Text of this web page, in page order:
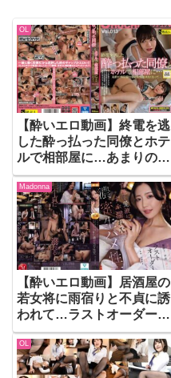
OL
【酔いエロ動画】終電を逃
した酔っ払った同僚とホテ
ルで相部屋に…あまりの無
防備な姿に我慢出来なくな
って…Vol.013
Madonna
【酔いエロ動画】居酒屋の
若女将に雨宿りと不貞に誘
われて…ラストオーダー
後、背徳と愛液にずぶ濡れ
た濃密生ハメ性交 木下
凛々子
OL